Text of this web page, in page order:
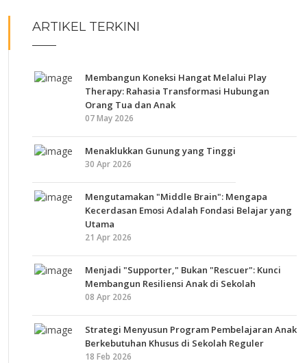
ARTIKEL TERKINI
Membangun Koneksi Hangat Melalui Play
Therapy: Rahasia Transformasi Hubungan
Orang Tua dan Anak
07 May 2026
Menaklukkan Gunung yang Tinggi
30 Apr 2026
Mengutamakan "Middle Brain": Mengapa
Kecerdasan Emosi Adalah Fondasi Belajar yang
Utama
21 Apr 2026
Menjadi "Supporter," Bukan "Rescuer": Kunci
Membangun Resiliensi Anak di Sekolah
08 Apr 2026
Strategi Menyusun Program Pembelajaran Anak
Berkebutuhan Khusus di Sekolah Reguler
18 Feb 2026